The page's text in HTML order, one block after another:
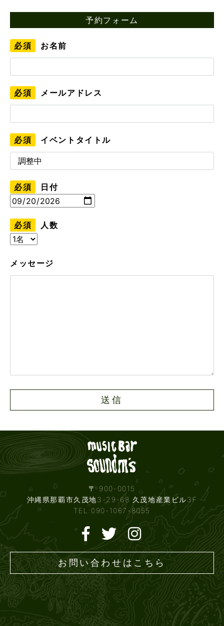
予約フォーム
必須 お名前
必須 メールアドレス
必須 イベントタイトル
必須 日付
必須 人数
メッセージ
〒 900-0015
沖縄県那覇市久茂地3-29-68 久茂地産業ビル3F
TEL:090-1067-8055
お問い合わせはこちら